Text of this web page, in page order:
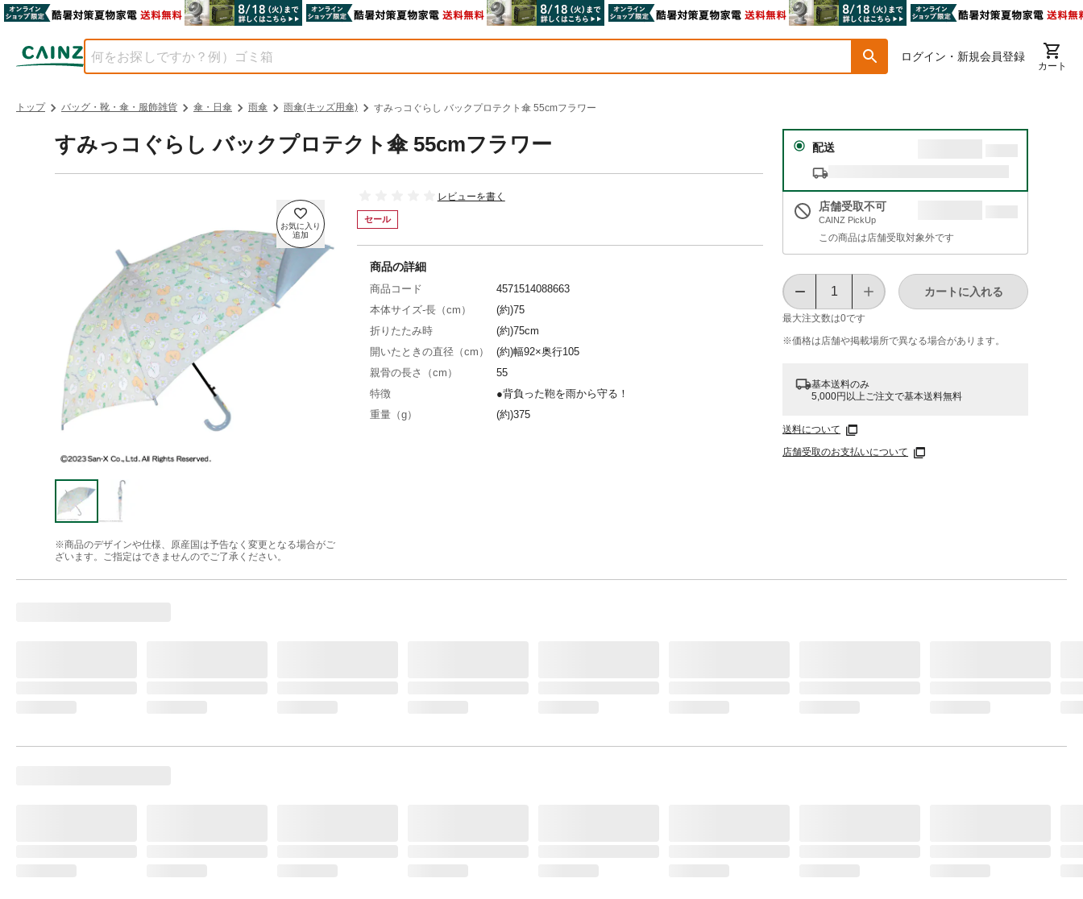
ログイン・新規会員登録
カート
トップ バッグ・靴・傘・服飾雑貨 傘・日傘 雨傘 雨傘(キッズ用傘) すみっコぐらし バックプロテクト傘 55cmフラワー
すみっコぐらし バックプロテクト傘 55cmフラワー
※商品のデザインや仕様、原産国は予告なく変更となる場合がご
ざいます。ご指定はできませんのでご了承ください。
レビューを書く
セール
配送
店舗受取不可
CAINZ PickUp
この商品は店舗受取対象外です
最大注文数は0です
カートに入れる
※価格は​店舗や​掲載場所で​異なる​場合が​あります。
基本送料のみ
5,000円以上ご注文で基本送料無料
送料について
店舗受取のお支払いについて
商品の詳細
商品コード
4571514088663
本体サイズ-長（cm）
(約)75
折りたたみ時
(約)75cm
開いたときの直径（cm）
(約)幅92×奥行105
親骨の長さ（cm）
55
特徴
●背負った鞄を雨から守る！
重量（g）
(約)375